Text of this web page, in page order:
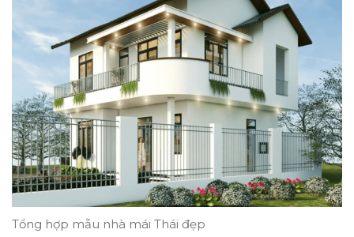
Tổng hợp mẫu nhà mái Thái đẹp